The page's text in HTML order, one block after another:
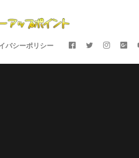
バシーポリシー